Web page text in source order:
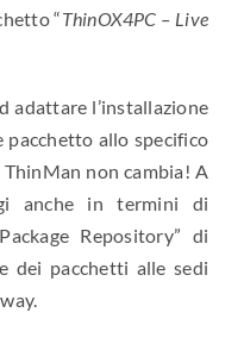
“ThinOX4PC – Live
adattare l’installazione
pacchetto allo specifico
non cambia! A
anche in termini di
Repository” di
dei pacchetti alle sedi